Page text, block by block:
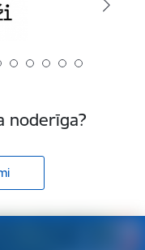
noderīga?